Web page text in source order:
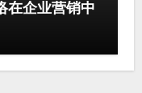
在企业营销中